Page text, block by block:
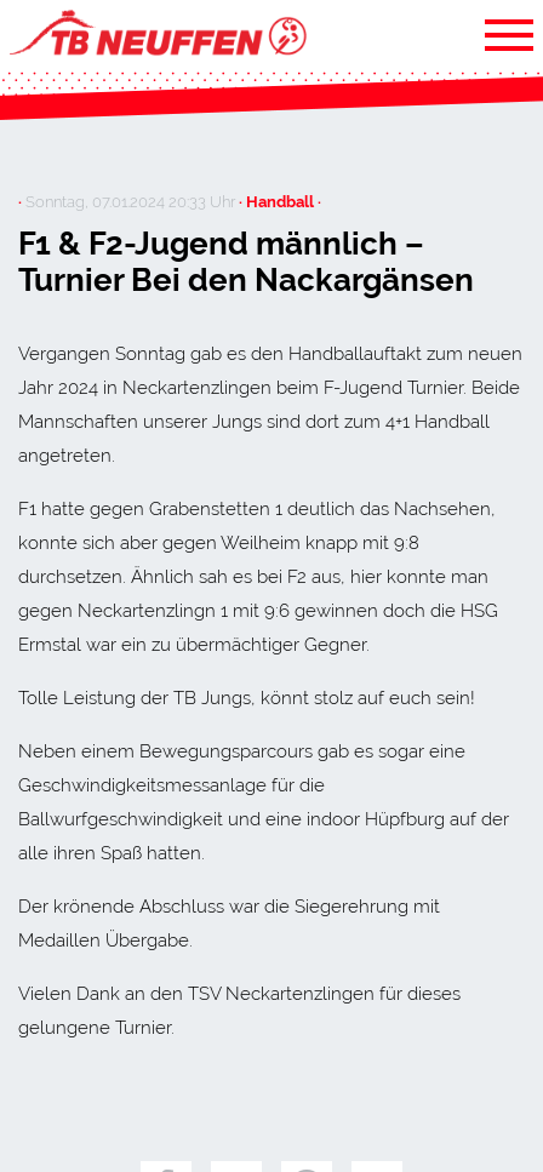
· Sonntag, 07.01.2024 20:33 Uhr· Handball ·
F1 & F2-Jugend männlich –
Turnier Bei den Nackargänsen
Vergangen Sonntag gab es den Handballauftakt zum neuen
Jahr 2024 in Neckartenzlingen beim F-Jugend Turnier. Beide
Mannschaften unserer Jungs sind dort zum 4+1 Handball
angetreten.
F1 hatte gegen Grabenstetten 1 deutlich das Nachsehen,
konnte sich aber gegen Weilheim knapp mit 9:8
durchsetzen. Ähnlich sah es bei F2 aus, hier konnte man
gegen Neckartenzlingn 1 mit 9:6 gewinnen doch die HSG
Ermstal war ein zu übermächtiger Gegner.
Tolle Leistung der TB Jungs, könnt stolz auf euch sein!
Neben einem Bewegungsparcours gab es sogar eine
Geschwindigkeitsmessanlage für die
Ballwurfgeschwindigkeit und eine indoor Hüpfburg auf der
alle ihren Spaß hatten.
Der krönende Abschluss war die Siegerehrung mit
Medaillen Übergabe.
Vielen Dank an den TSV Neckartenzlingen für dieses
gelungene Turnier.